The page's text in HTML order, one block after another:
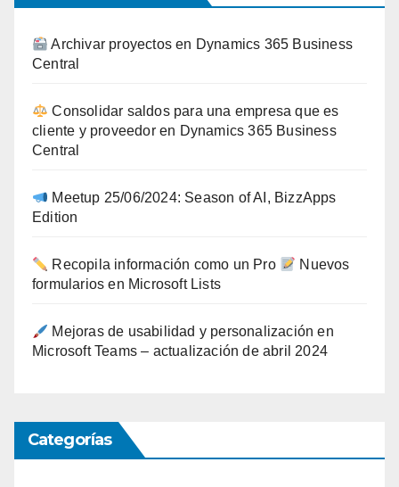
Archivar proyectos en Dynamics 365 Business
Central
Consolidar saldos para una empresa que es
cliente y proveedor en Dynamics 365 Business
Central
Meetup 25/06/2024: Season of AI, BizzApps
Edition
Recopila información como un Pro
Nuevos
formularios en Microsoft Lists
Mejoras de usabilidad y personalización en
Microsoft Teams – actualización de abril 2024
Categorías